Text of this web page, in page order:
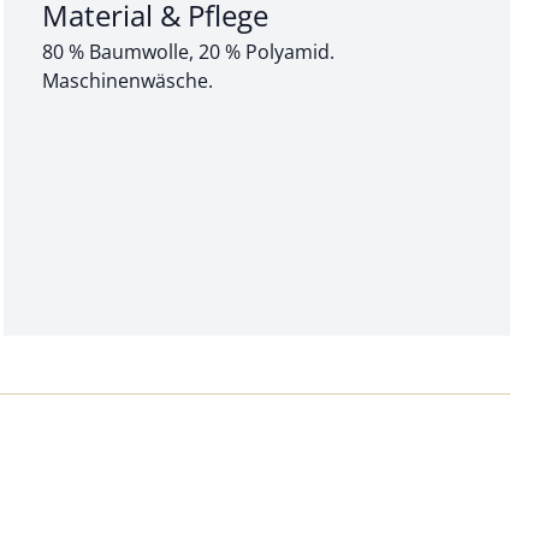
Abschnitt 3 von 3:
Material & Pflege
80 % Baumwolle, 20 % Polyamid.
Maschinenwäsche.